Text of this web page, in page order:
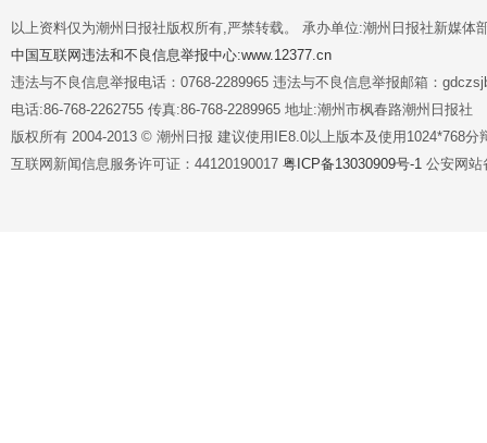
以上资料仅为潮州日报社版权所有,严禁转载。 承办单位:潮州日报社新媒体
中国互联网违法和不良信息举报中心:www.12377.cn
违法与不良信息举报电话：0768-2289965 违法与不良信息举报邮箱：
电话:86-768-2262755 传真:86-768-2289965 地址:潮州市枫春路潮州日报社
版权所有 2004-2013 © 潮州日报 建议使用IE8.0以上版本及使用1024*768分
互联网新闻信息服务许可证：44120190017 粤ICP备13030909号-1 公安网站